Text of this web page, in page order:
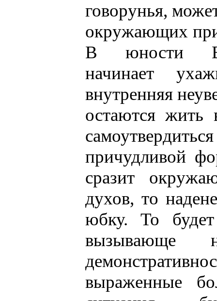
говорунья,
окружающих
В юности
начинает
внутренняя
остаются
причудливой
сразит
духов, то
юбку. То
вызывающе
выраженные